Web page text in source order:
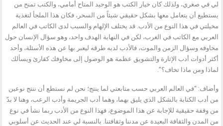
لي في صغري، ولذلك كان خيار الكتب هو الوحيد المتاح أمامي، والكتب تمنح من
يستطيع أن يتعامل معها بشكل حقيقي شيئاً من السحر، فكان هذا الملجأ لتغذية
مخيلتي في هذا النوع من الأدب. قد يختلف الإلهام والسبب لدى الكاتب في العالم
العربي مع الكاتب في الغرب، لكن في النهاية الهدف واحد، وهو سؤال الإنسان حول
مخاوفه وسؤال الزمن والموت، فالأدب لديه طرقه ليعبر بها عن هذه الأسئلة، وأحد
أكثر أدوات أدب الإثارة والتشويق عظمة هو الوصول إلى مخاوفك كقارئ ويسألك
لماذا ومن ماذا تخاف؟”.
وأضاف: “في العالم العربي حسب متابعتي لما ينتج؛ نحن لم نستطع أن ننتج نوعين
من أدب الكتابة بالشكل الذي يليق بهما، وهما أدب الجريمة وأدب الرعب، وهنا لا بدّ
من وقفة حقيقية للإجابة عن هذا الموضوع، فهذا النوع من الأدب ربما نشأ في نوع
من المدن والثقافة البعيدة عن مدننا وثقافتنا. بالنسبة لي عند الحديث عن أسلوبي